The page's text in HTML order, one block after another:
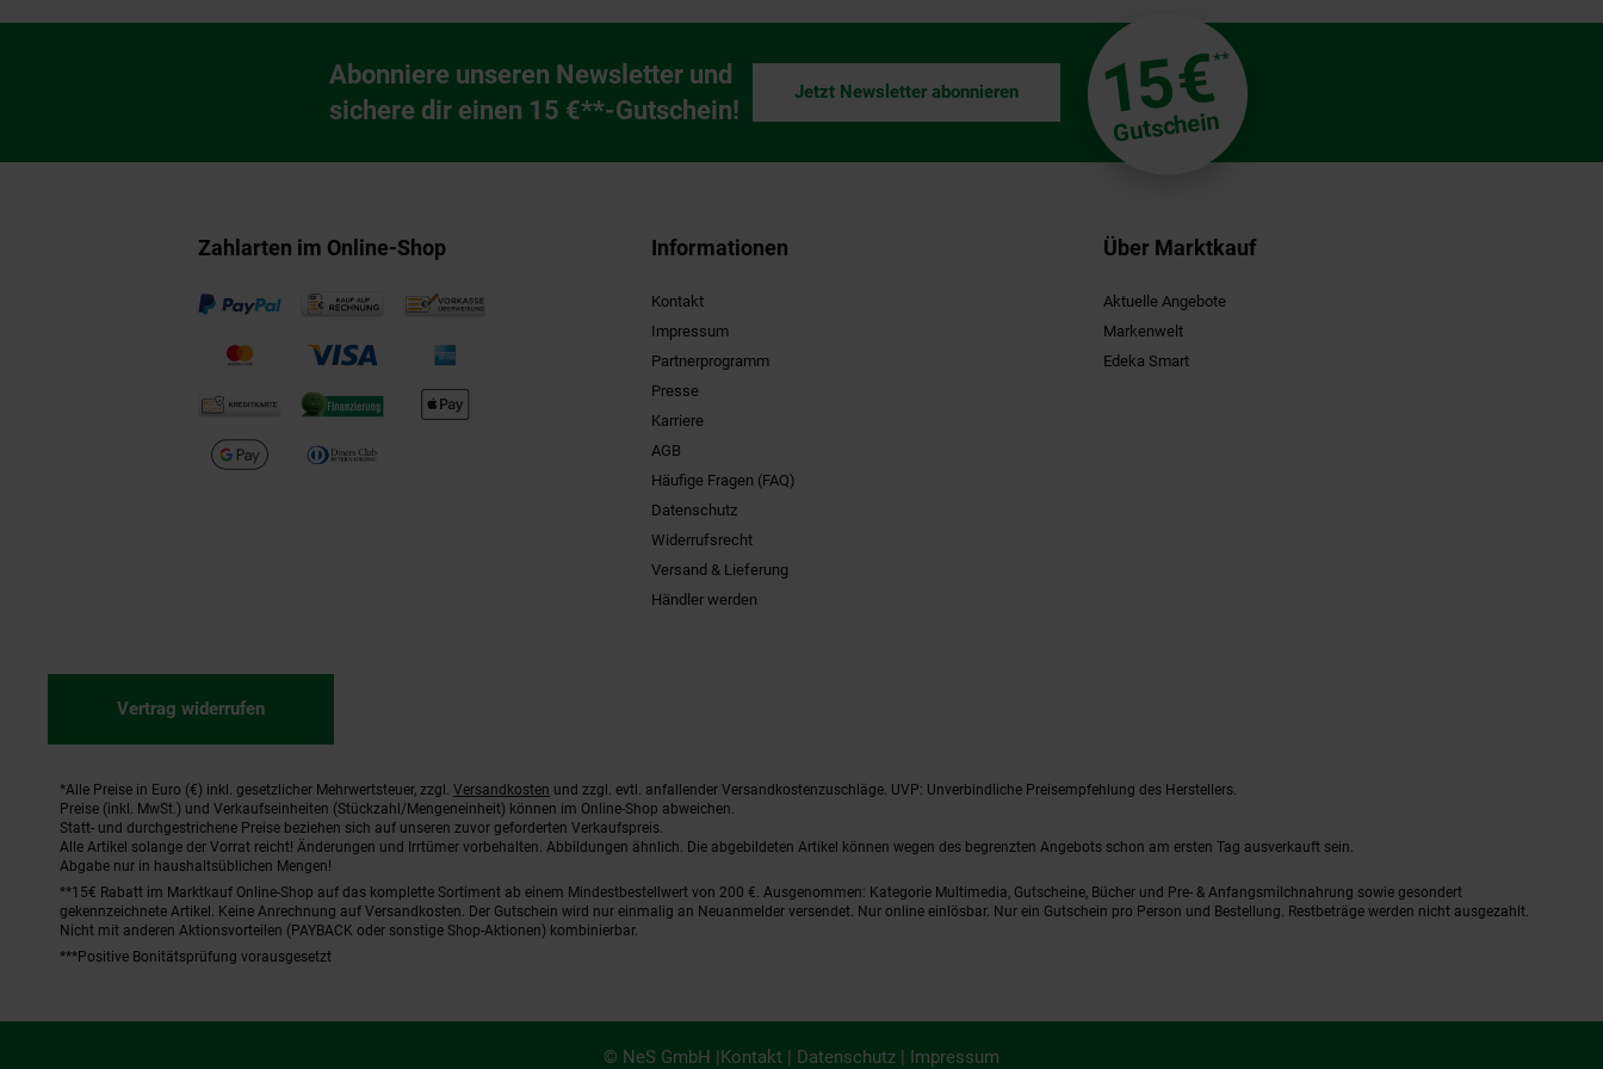
Newsletter Anmeldung
Abonniere unseren Newsletter und
sichere dir einen 15 €**-Gutschein!
15€**
Gutschein
Jetzt Newsletter abonnieren
Zahlarten im Online-Shop Informationen
Kontakt
Impressum
Partnerprogramm
Presse
Karriere
AGB
Häufige Fragen (FAQ)
Datenschutz
Widerrufsrecht
Versand & Lieferung
Händler werden
Über Marktkauf
Aktuelle Angebote
Markenwelt
Edeka Smart
Vertrag widerrufen
Fußnoten
*Alle Preise in Euro (€) inkl. gesetzlicher Mehrwertsteuer, zzgl. Versandkosten und zzgl. evtl. anfallender Versandkostenzuschläge. UVP: Unverbindliche Preisempfehlung des Herstellers.
Preise (inkl. MwSt.) und Verkaufseinheiten (Stückzahl/Mengeneinheit) können im Online-Shop abweichen.
Statt- und durchgestrichene Preise beziehen sich auf unseren zuvor geforderten Verkaufspreis.
Alle Artikel solange der Vorrat reicht! Änderungen und Irrtümer vorbehalten. Abbildungen ähnlich. Die abgebildeten Artikel können wegen des begrenzten Angebots schon am ersten Tag ausverkauft sein.
Abgabe nur in haushaltsüblichen Mengen!
**15€ Rabatt im Marktkauf Online-Shop auf das komplette Sortiment ab einem Mindestbestellwert von 200 €. Ausgenommen: Kategorie Multimedia, Gutscheine, Bücher und Pre- & Anfangsmilchnahrung sowie gesondert
gekennzeichnete Artikel. Keine Anrechnung auf Versandkosten. Der Gutschein wird nur einmalig an Neuanmelder versendet. Nur online einlösbar. Nur ein Gutschein pro Person und Bestellung. Restbeträge werden nicht ausgezahlt.
Nicht mit anderen Aktionsvorteilen (PAYBACK oder sonstige Shop-Aktionen) kombinierbar.
***Positive Bonitätsprüfung vorausgesetzt
© NeS GmbH |Kontakt | Datenschutz | Impressum